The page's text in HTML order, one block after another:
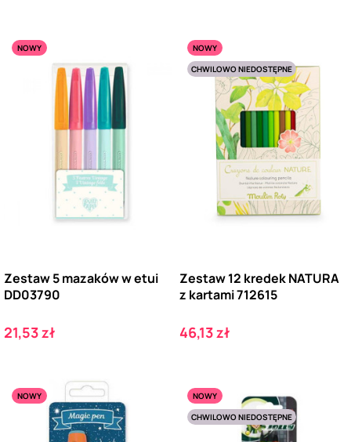
NOWY
Zestaw 5 mazaków w etui
DD03790
Cena
21,53 zł
NOWY
CHWILOWO NIEDOSTĘPNE
Zestaw 12 kredek NATURA
z kartami 712615
Cena
46,13 zł
NOWY
NOWY
CHWILOWO NIEDOSTĘPNE